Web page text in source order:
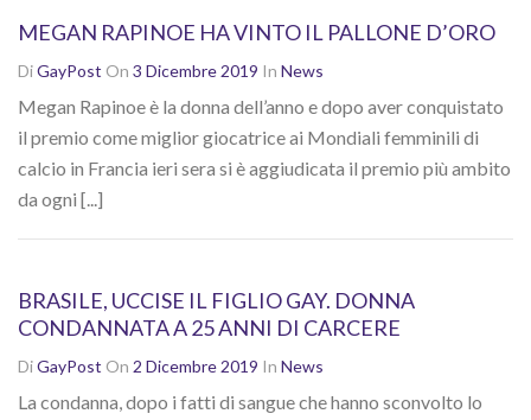
MEGAN RAPINOE HA VINTO IL PALLONE D’ORO
DiGayPost On 3 Dicembre 2019 In News
Megan Rapinoe è la donna dell’anno e dopo aver conquistato
il premio come miglior giocatrice ai Mondiali femminili di
calcio in Francia ieri sera si è aggiudicata il premio più ambito
da ogni [...]
BRASILE, UCCISE IL FIGLIO GAY. DONNA
CONDANNATA A 25 ANNI DI CARCERE
DiGayPost On 2 Dicembre 2019 In News
La condanna, dopo i fatti di sangue che hanno sconvolto lo